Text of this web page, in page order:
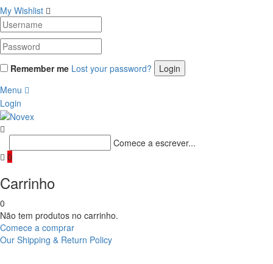
My Wishlist
Remember me Lost your password?
Menu
Login
Comece a escrever...
0
Carrinho
0
Não tem produtos no carrinho.
Comece a comprar
Our Shipping & Return Policy